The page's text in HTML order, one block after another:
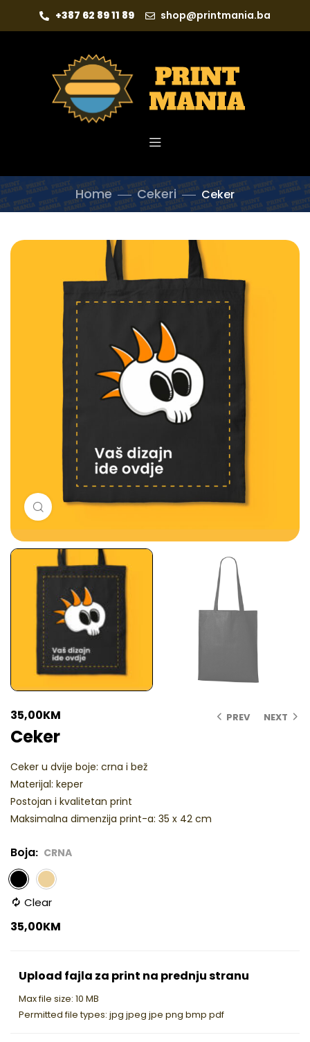
+387 62 89 11 89 shop@printmania.ba
Home Cekeri Ceker
Click to enlarge
PREV NEXT
35,00KM
Ceker
Ceker u dvije boje: crna i bež
Materijal: keper
Postojan i kvalitetan print
Maksimalna dimenzija print-a: 35 x 42 cm
Boja CRNA
Clear
35,00KM
Upload fajla za print na prednju stranu
Max file size: 10 MB
Permitted file types: jpg jpeg jpe png bmp pdf